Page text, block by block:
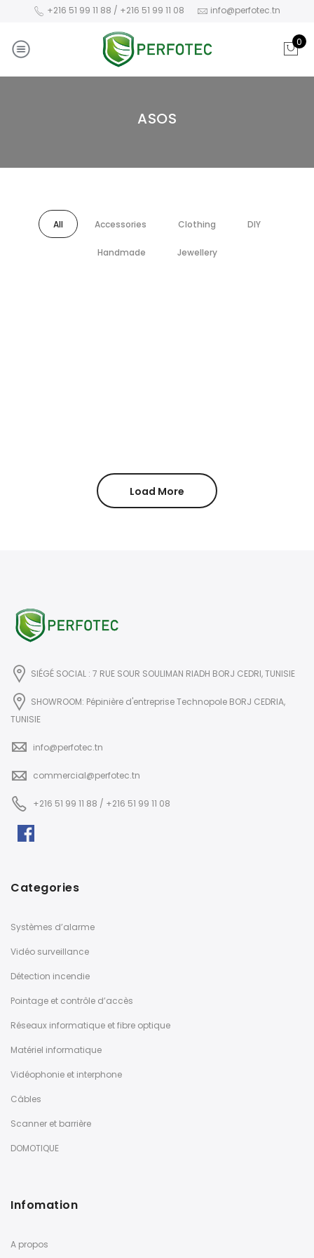
+216 51 99 11 88 / +216 51 99 11 08 info@perfotec.tn
0
ASOS
All Accessories Clothing DIY
Handmade Jewellery
Load More
SIÉGÉ SOCIAL : 7 RUE SOUR SOULIMAN RIADH BORJ CEDRI, TUNISIE
SHOWROOM: Pépinière d'entreprise Technopole BORJ CEDRIA,
TUNISIE
info@perfotec.tn
commercial@perfotec.tn
+216 51 99 11 88 / +216 51 99 11 08
Categories
Systèmes d’alarme
Vidéo surveillance
Détection incendie
Pointage et contrôle d’accès
Réseaux informatique et fibre optique
Matériel informatique
Vidéophonie et interphone
Câbles
Scanner et barrière
DOMOTIQUE
Infomation
A propos